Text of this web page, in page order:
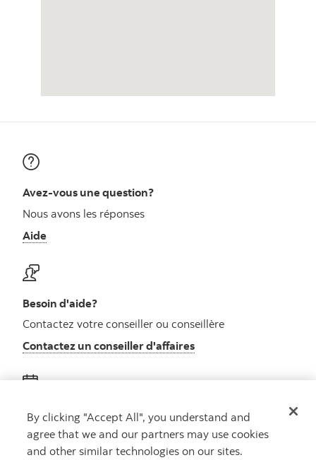
Avez-vous une question?
Nous avons les réponses
Aide
Besoin d'aide?
Contactez votre conseiller ou conseillère
Contactez un conseiller d'affaires
Obtenez des conseils
Rencontrez un conseiller
Prenez rendez-vous
By clicking "Accept All", you understand and
agree that we and our partners may use cookies
and other similar technologies on our sites.